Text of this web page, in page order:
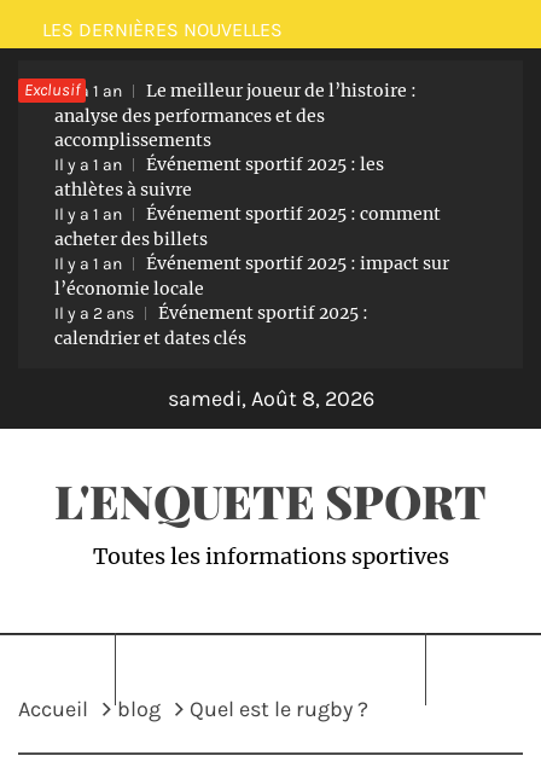
Passer
au
contenu
LES DERNIÈRES NOUVELLES
ExclusifIl y a 1 an
Le meilleur joueur de l’histoire :
analyse des performances et des
accomplissements
Il y a 1 an
Événement sportif 2025 : les
athlètes à suivre
Il y a 1 an
Événement sportif 2025 : comment
acheter des billets
Il y a 1 an
Événement sportif 2025 : impact sur
l’économie locale
Il y a 2 ans
Événement sportif 2025 :
calendrier et dates clés
samedi, Août 8, 2026
L'ENQUETE SPORT
Toutes les informations sportives
Accueil blog Quel est le rugby ?